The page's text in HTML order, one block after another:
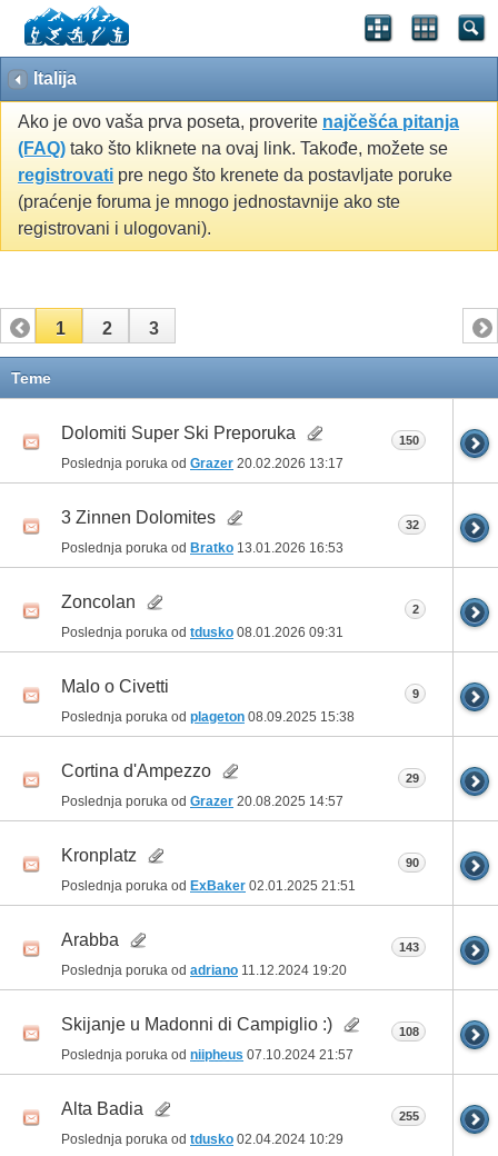
Italija
Ako je ovo vaša prva poseta, proverite najčešća pitanja
(FAQ) tako što kliknete na ovaj link. Takođe, možete se
registrovati pre nego što krenete da postavljate poruke
(praćenje foruma je mnogo jednostavnije ako ste
registrovani i ulogovani).
1 2 3
Teme
Dolomiti Super Ski Preporuka
Poslednja poruka od Grazer 20.02.2026 13:17
150
3 Zinnen Dolomites
Poslednja poruka od Bratko 13.01.2026 16:53
32
Zoncolan
Poslednja poruka od tdusko 08.01.2026 09:31
2
Malo o Civetti
Poslednja poruka od plageton 08.09.2025 15:38
9
Cortina d'Ampezzo
Poslednja poruka od Grazer 20.08.2025 14:57
29
Kronplatz
Poslednja poruka od ExBaker 02.01.2025 21:51
90
Arabba
Poslednja poruka od adriano 11.12.2024 19:20
143
Skijanje u Madonni di Campiglio :)
Poslednja poruka od niipheus 07.10.2024 21:57
108
Alta Badia
Poslednja poruka od tdusko 02.04.2024 10:29
255